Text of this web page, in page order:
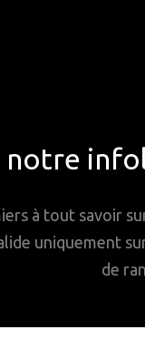
notre
à tout savoir
uniquement
de